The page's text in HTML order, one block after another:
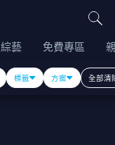
綜藝 免費專區
標籤 方案 全部清